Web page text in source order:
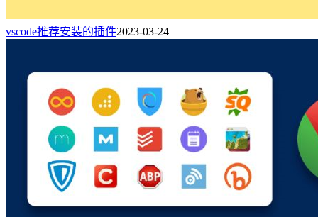
vscode推荐安装的插件2023-03-24